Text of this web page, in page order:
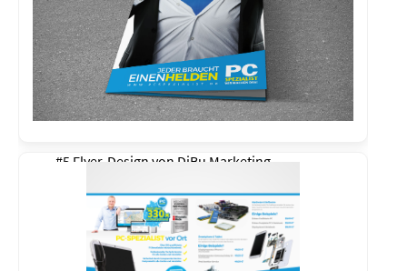
#5 Flyer-Design von DiBu Marketing